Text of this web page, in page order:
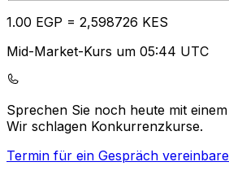
1.00 EGP = 2,598726 KES
Mid-Market-Kurs um 05:44 UTC
Sprechen Sie noch heute mit
Wir schlagen Konkurrenzkurse.
Termin für ein Gespräch